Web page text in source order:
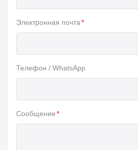
Электронная почта*
Телефон / WhatsApp
Сообщение*